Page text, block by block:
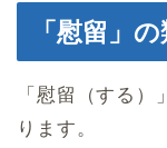
「慰留」
「慰留（する
ります。